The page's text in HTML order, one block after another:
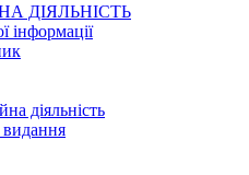
ДІЯЛЬНІСТЬ
інформації
діяльність
видання